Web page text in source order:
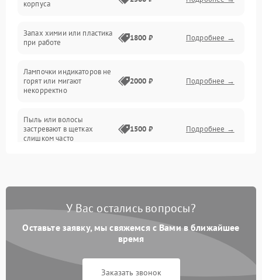
Батарея
Программные сбои
корпуса
Запах химии или пластика
при работе
1800 ₽ Подробнее →
Лампочки индикаторов не
горят или мигают
некорректно
2000 ₽ Подробнее →
Пыль или волосы
застревают в щетках
слишком часто
1500 ₽ Подробнее →
У Вас остались вопросы?
Оставьте заявку, мы свяжемся с Вами в ближайшее
время
Заказать звонок